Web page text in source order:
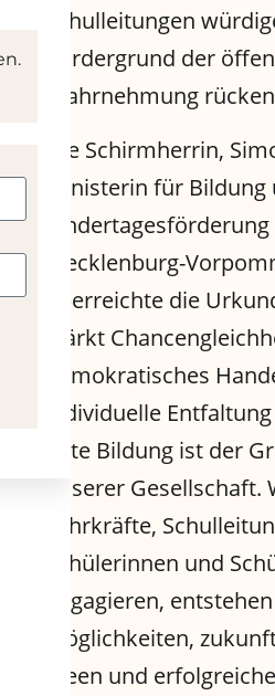
Schulleitungen
Vordergrund der
Wahrnehmung
Die Schirmherrin,
Ministerin für Bildung
Mecklenburg-
überreichte die
stärkt
demokratisches
individuelle
gute Bildung ist der
unserer Gesellschaft.
Lehrkräfte,
Schülerinnen und
engagieren,
Möglichkeiten,
Ideen und